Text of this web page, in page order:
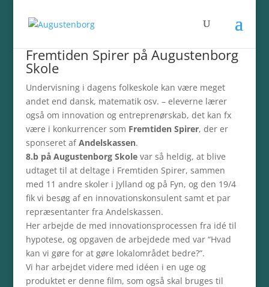
Fremtiden Spirer på Augustenborg
Skole
Undervisning i dagens folkeskole kan være meget
andet end dansk, matematik osv. – eleverne lærer
også om innovation og entreprenørskab, det kan fx
være i konkurrencer som Fremtiden Spirer, der er
sponseret afAndelskassen.
8.b på Augustenborg Skolevar så heldig, at blive
udtaget til at deltage i Fremtiden Spirer, sammen
med 11 andre skoler i Jylland og på Fyn, og den 19/4
fik vi besøg af en innovationskonsulent samt et par
repræsentanter fra Andelskassen.
Her arbejde de med innovationsprocessen fra idé til
hypotese, og opgaven de arbejdede med var “Hvad
kan vi gøre for at gøre lokalområdet bedre?”.
Vi har arbejdet videre med idéen i en uge og
produktet er denne film, som også skal bruges til